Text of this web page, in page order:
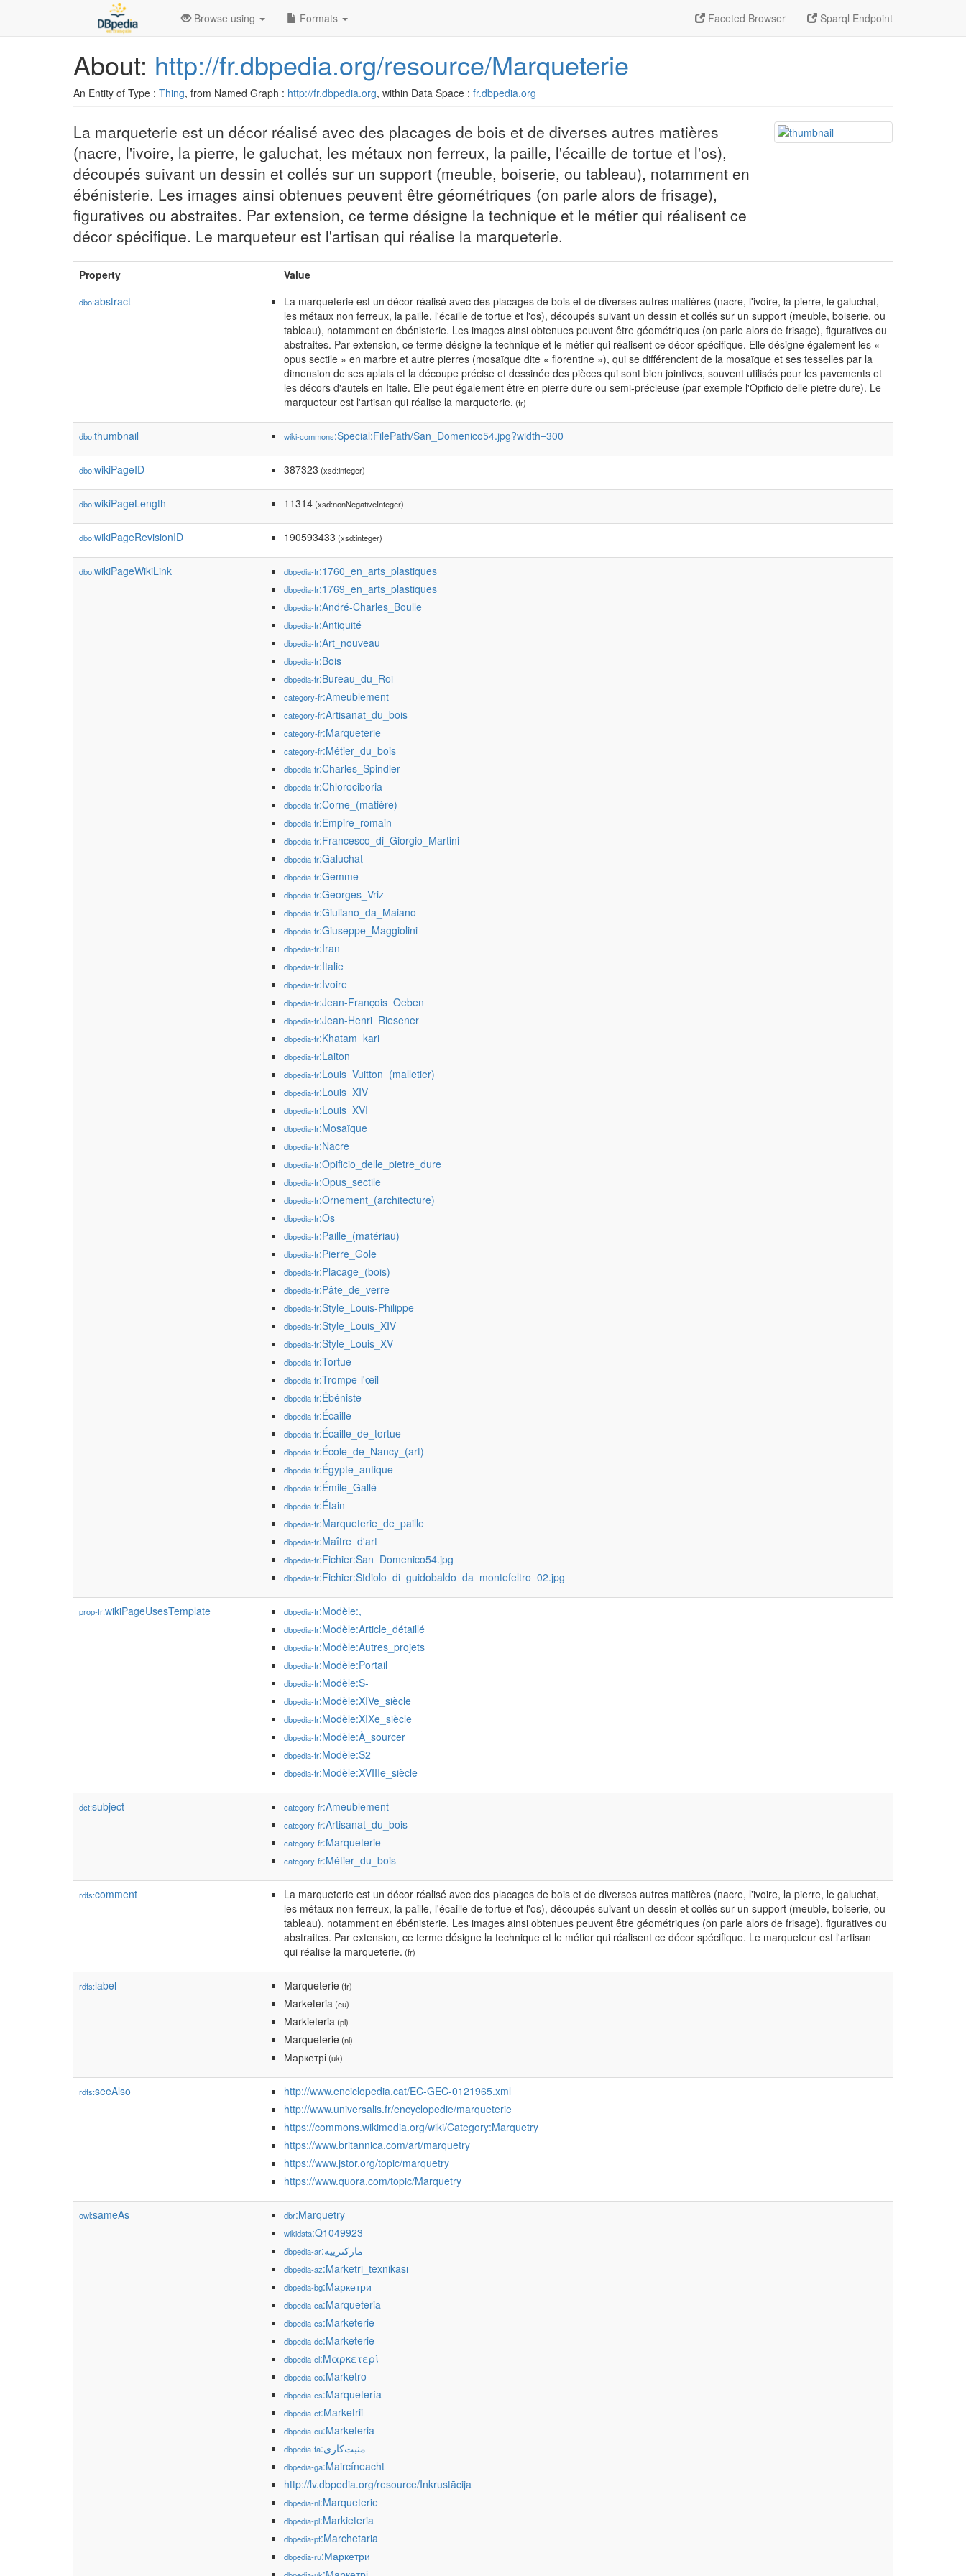
Faceted Browser Sparql Endpoint
Browse using Formats
About: http://fr.dbpedia.org/resource/Marqueterie
An Entity of Type : Thing, from Named Graph : http://fr.dbpedia.org, within Data Space : fr.dbpedia.org
La marqueterie est un décor réalisé avec des placages de bois et de diverses autres matières
(nacre, l'ivoire, la pierre, le galuchat, les métaux non ferreux, la paille, l'écaille de tortue et l'os),
découpés suivant un dessin et collés sur un support (meuble, boiserie, ou tableau), notamment en
ébénisterie. Les images ainsi obtenues peuvent être géométriques (on parle alors de frisage),
figuratives ou abstraites. Par extension, ce terme désigne la technique et le métier qui réalisent ce
décor spécifique. Le marqueteur est l'artisan qui réalise la marqueterie.
Property Value
dbo:abstract
La marqueterie est un décor réalisé avec des placages de bois et de diverses autres matières (nacre, l'ivoire, la pierre, le galuchat,
les métaux non ferreux, la paille, l'écaille de tortue et l'os), découpés suivant un dessin et collés sur un support (meuble, boiserie, ou
tableau), notamment en ébénisterie. Les images ainsi obtenues peuvent être géométriques (on parle alors de frisage), figuratives ou
abstraites. Par extension, ce terme désigne la technique et le métier qui réalisent ce décor spécifique. Elle désigne également les «
opus sectile » en marbre et autre pierres (mosaïque dite « florentine »), qui se différencient de la mosaïque et ses tesselles par la
dimension de ses aplats et la découpe précise et dessinée des pièces qui sont bien jointives, souvent utilisés pour les pavements et
les décors d'autels en Italie. Elle peut également être en pierre dure ou semi-précieuse (par exemple l'Opificio delle pietre dure). Le
marqueteur est l'artisan qui réalise la marqueterie. (fr)
dbo:thumbnail wiki-commons:Special:FilePath/San_Domenico54.jpg?width=300
dbo:wikiPageID 387323 (xsd:integer)
dbo:wikiPageLength 11314(xsd:nonNegativeInteger)
dbo:wikiPageRevisionID 190593433 (xsd:integer)
dbo:wikiPageWikiLink dbpedia-fr:1760_en_arts_plastiques
dbpedia-fr:1769_en_arts_plastiques
dbpedia-fr:André-Charles_Boulle
dbpedia-fr:Antiquité
dbpedia-fr:Art_nouveau
dbpedia-fr:Bois
dbpedia-fr:Bureau_du_Roi
category-fr:Ameublement
category-fr:Artisanat_du_bois
category-fr:Marqueterie
category-fr:Métier_du_bois
dbpedia-fr:Charles_Spindler
dbpedia-fr:Chlorociboria
dbpedia-fr:Corne_(matière)
dbpedia-fr:Empire_romain
dbpedia-fr:Francesco_di_Giorgio_Martini
dbpedia-fr:Galuchat
dbpedia-fr:Gemme
dbpedia-fr:Georges_Vriz
dbpedia-fr:Giuliano_da_Maiano
dbpedia-fr:Giuseppe_Maggiolini
dbpedia-fr:Iran
dbpedia-fr:Italie
dbpedia-fr:Ivoire
dbpedia-fr:Jean-François_Oeben
dbpedia-fr:Jean-Henri_Riesener
dbpedia-fr:Khatam_kari
dbpedia-fr:Laiton
dbpedia-fr:Louis_Vuitton_(malletier)
dbpedia-fr:Louis_XIV
dbpedia-fr:Louis_XVI
dbpedia-fr:Mosaïque
dbpedia-fr:Nacre
dbpedia-fr:Opificio_delle_pietre_dure
dbpedia-fr:Opus_sectile
dbpedia-fr:Ornement_(architecture)
dbpedia-fr:Os
dbpedia-fr:Paille_(matériau)
dbpedia-fr:Pierre_Gole
dbpedia-fr:Placage_(bois)
dbpedia-fr:Pâte_de_verre
dbpedia-fr:Style_Louis-Philippe
dbpedia-fr:Style_Louis_XIV
dbpedia-fr:Style_Louis_XV
dbpedia-fr:Tortue
dbpedia-fr:Trompe-l'œil
dbpedia-fr:Ébéniste
dbpedia-fr:Écaille
dbpedia-fr:Écaille_de_tortue
dbpedia-fr:École_de_Nancy_(art)
dbpedia-fr:Égypte_antique
dbpedia-fr:Émile_Gallé
dbpedia-fr:Étain
dbpedia-fr:Marqueterie_de_paille
dbpedia-fr:Maître_d'art
dbpedia-fr:Fichier:San_Domenico54.jpg
dbpedia-fr:Fichier:Stdiolo_di_guidobaldo_da_montefeltro_02.jpg
prop-fr:wikiPageUsesTemplate dbpedia-fr:Modèle:,
dbpedia-fr:Modèle:Article_détaillé
dbpedia-fr:Modèle:Autres_projets
dbpedia-fr:Modèle:Portail
dbpedia-fr:Modèle:S-
dbpedia-fr:Modèle:XIVe_siècle
dbpedia-fr:Modèle:XIXe_siècle
dbpedia-fr:Modèle:À_sourcer
dbpedia-fr:Modèle:S2
dbpedia-fr:Modèle:XVIIIe_siècle
dct:subject category-fr:Ameublement
category-fr:Artisanat_du_bois
category-fr:Marqueterie
category-fr:Métier_du_bois
rdfs:comment
La marqueterie est un décor réalisé avec des placages de bois et de diverses autres matières (nacre, l'ivoire, la pierre, le galuchat,
les métaux non ferreux, la paille, l'écaille de tortue et l'os), découpés suivant un dessin et collés sur un support (meuble, boiserie, ou
tableau), notamment en ébénisterie. Les images ainsi obtenues peuvent être géométriques (on parle alors de frisage), figuratives ou
abstraites. Par extension, ce terme désigne la technique et le métier qui réalisent ce décor spécifique. Le marqueteur est l'artisan
qui réalise la marqueterie. (fr)
rdfs:label Marqueterie(fr)
Marketeria(eu)
Markieteria(pl)
Marqueterie(nl)
Маркетрі(uk)
rdfs:seeAlso
http://www.enciclopedia.cat/EC-GEC-0121965.xml
http://www.universalis.fr/encyclopedie/marqueterie
https://commons.wikimedia.org/wiki/Category:Marquetry
https://www.britannica.com/art/marquetry
https://www.jstor.org/topic/marquetry
https://www.quora.com/topic/Marquetry
owl:sameAs dbr:Marquetry
wikidata:Q1049923
dbpedia-ar :ماركترييه
dbpedia-az:Marketri_texnikası
dbpedia-bg:Маркетри
dbpedia-ca:Marqueteria
dbpedia-cs:Marketerie
dbpedia-de:Marketerie
dbpedia-el:Μαρκετερί
dbpedia-eo:Marketro
dbpedia-es:Marquetería
dbpedia-et:Marketrii
dbpedia-eu:Marketeria
dbpedia-fa :منبت‌کاری
dbpedia-ga:Maircíneacht
http://lv.dbpedia.org/resource/Inkrustācija
dbpedia-nl:Marqueterie
dbpedia-pl:Markieteria
dbpedia-pt:Marchetaria
dbpedia-ru:Маркетри